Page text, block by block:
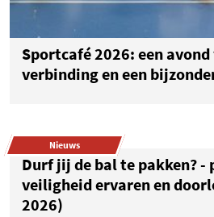
Sportcafé 2026: een
verbinding en een
Nieuws
Durf jij de bal te pakken? -
veiligheid ervaren en
2026)